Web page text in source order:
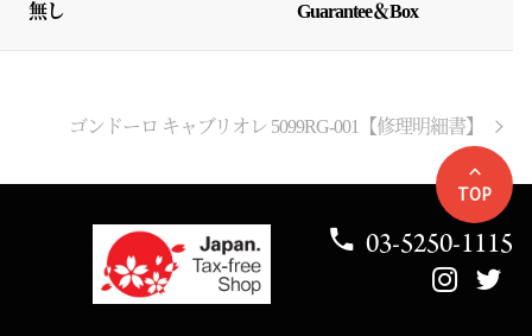
無し
Guarantee＆Box
ゴンドーロ キャブリオレ 5099RG-001【修理明細書】
03-5250-1115
TOP